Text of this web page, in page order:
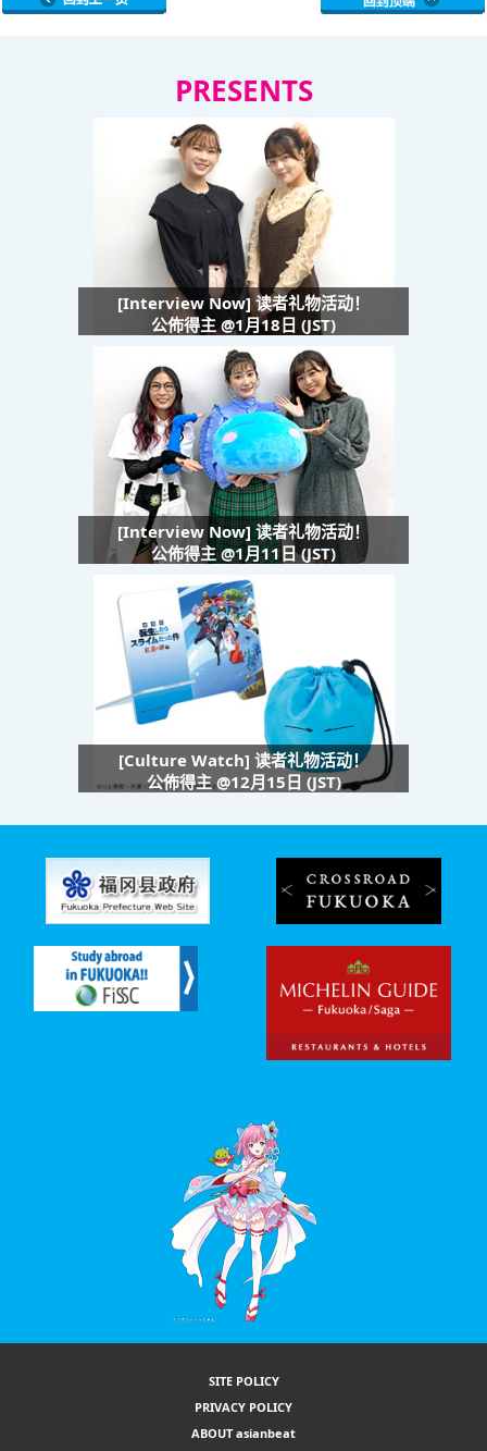
PRESENTS
[Interview Now] 读者礼物活动！
公佈得主 @1月18日 (JST)
[Interview Now] 读者礼物活动！
公佈得主 @1月11日 (JST)
[Culture Watch] 读者礼物活动！
公佈得主 @12月15日 (JST)
SITE POLICY
PRIVACY POLICY
ABOUT asianbeat